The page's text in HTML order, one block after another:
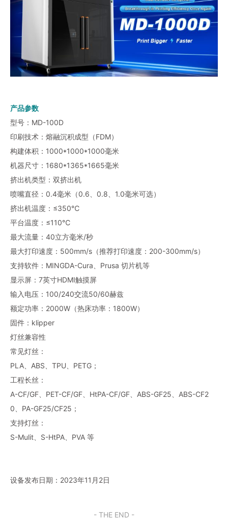
产品参数
型号：MD-100D
印刷技术：熔融沉积成型（FDM）
构建体积：1000*1000*1000毫米
机器尺寸：1680*1365*1665毫米
挤出机类型：双挤出机
喷嘴直径：0.4毫米（0.6、0.8、1.0毫米可选）
挤出机温度：≤350℃
平台温度：≤110℃
最大流量：40立方毫米/秒
最大打印速度：500mm/s（推荐打印速度：200-300mm/s）
支持软件：MINGDA-Cura、Prusa 切片机等
显示屏：7英寸HDMI触摸屏
输入电压：100/240交流50/60赫兹
额定功率：2000W（热床功率：1800W）
固件：klipper
灯丝兼容性
常见灯丝：
PLA、ABS、TPU、PETG；
工程长丝：
A-CF/GF、PET-CF/GF、HtPA-CF/GF、ABS-GF25、ABS-CF2
0、PA-GF25/CF25；
支持灯丝：
S-Mulit、S-HtPA、PVA 等
设备发布日期：2023年11月2日
- THE END -